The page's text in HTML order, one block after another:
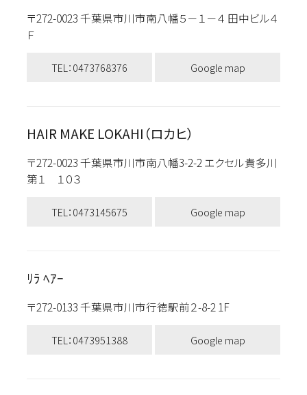
〒272-0023 千葉県市川市南八幡５－１－４ 田中ビル４
Ｆ
TEL：0473768376 Google map
HAIR MAKE LOKAHI（ロカヒ）
〒272-0023 千葉県市川市南八幡3-2-2 エクセル貴多川
第１ １０３
TEL：0473145675 Google map
ﾘﾗ ﾍｱｰ
〒272-0133 千葉県市川市行徳駅前２-8-2 1F
TEL：0473951388 Google map